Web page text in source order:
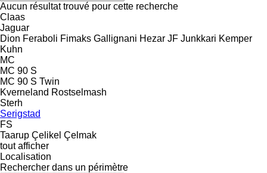
Aucun résultat trouvé pour cette recherche
Claas
Jaguar
Dion Feraboli Fimaks Gallignani Hezar JF Junkkari Kemper
Kuhn
MC
MC 90 S
MC 90 S Twin
Kverneland Rostselmash
Sterh
Serigstad
FS
Taarup Çelikel Çelmak
tout afficher
Localisation
Rechercher dans un périmètre